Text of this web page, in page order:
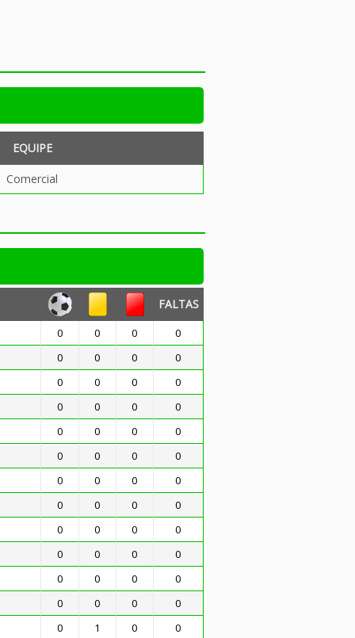
EQUIPE
Comercial
FALTAS
0 0 0
0
0 0 0
0
0 0 0
0
0 0 0
0
0 0 0
0
0 0 0
0
0 0 0
0
0 0 0
0
0 0 0
0
0 0 0
0
0 0 0
0
0 0 0
0
0 1 0 0